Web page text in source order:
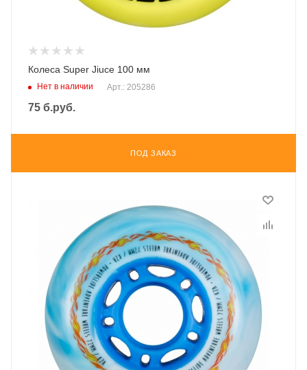
Колеса Super Jiuce 100 мм
Нет в наличии Арт.: 205286
75 б.руб.
ПОД ЗАКАЗ